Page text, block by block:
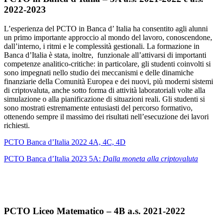
2022-2023
L’esperienza del PCTO in Banca d’ Italia ha consentito agli alunni
un primo importante approccio al mondo del lavoro, conoscendone,
dall’interno, i ritmi e le complessità gestionali. La formazione in
Banca d’Italia è stata, inoltre, funzionale all’attivarsi di importanti
competenze analitico-critiche: in particolare, gli studenti coinvolti si
sono impegnati nello studio dei meccanismi e delle dinamiche
finanziarie della Comunità Europea e dei nuovi, più moderni sistemi
di criptovaluta, anche sotto forma di attività laboratoriali volte alla
simulazione o alla pianificazione di situazioni reali. Gli studenti si
sono mostrati estremamente entusiasti del percorso formativo,
ottenendo sempre il massimo dei risultati nell’esecuzione dei lavori
richiesti.
PCTO Banca d’Italia 2022 4A, 4C, 4D
PCTO Banca d’Italia 2023 5A: Dalla moneta alla criptovaluta
PCTO Liceo Matematico – 4B a.s. 2021-2022